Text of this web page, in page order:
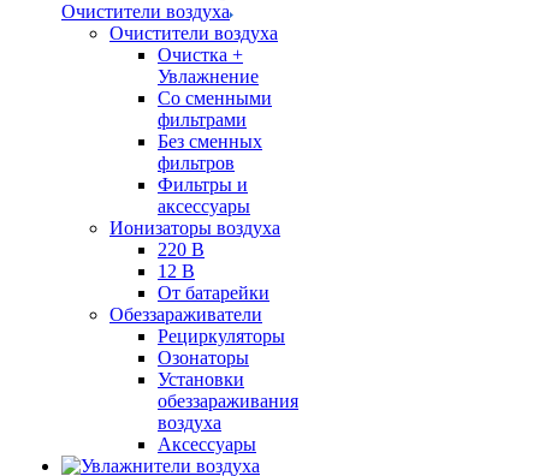
Очистители воздуха
Очистители воздуха
Очистка +
Увлажнение
Cо сменными
фильтрами
Без сменных
фильтров
Фильтры и
аксессуары
Ионизаторы воздуха
220 В
12 В
От батарейки
Обеззараживатели
Рециркуляторы
Озонаторы
Установки
обеззараживания
воздуха
Аксессуары